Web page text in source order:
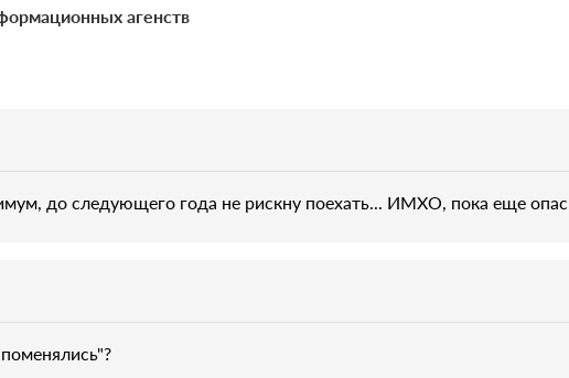
агенств
до следующего года не рискну поехать... ИМХО, пока еще